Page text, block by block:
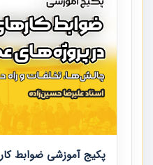
پکیج آموزشی ضوابط